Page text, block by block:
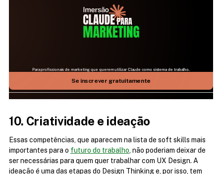
25 DE JULHO | 09H ÀS 17H | AO VIVO NO ZOOM
Aprenda como fazer a IA mais relevante do mundo
trabalhar para você
Para profissionais de marketing que querem utilizar Claude como sistema de trabalho.
Se inscrever gratuitamente
10. Criatividade e ideação
Essas competências, que aparecem na lista de soft skills mais
importantes para o futuro do trabalho, não poderiam deixar de
ser necessárias para quem quer trabalhar com UX Design. A
ideação é uma das etapas do Design Thinking e, por isso, tem